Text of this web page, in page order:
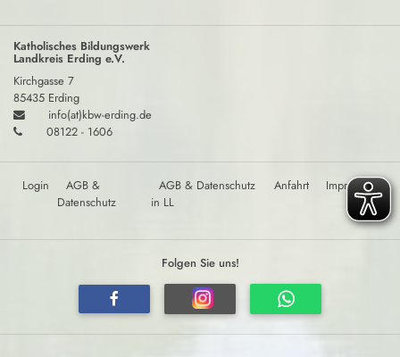
Katholisches Bildungswerk
Landkreis Erding e.V.
Kirchgasse 7
85435 Erding
info(at)kbw-erding.de
08122 - 1606
Login
AGB &
Datenschutz
AGB & Datenschutz
in LL
Anfahrt Impressum
Folgen Sie uns!